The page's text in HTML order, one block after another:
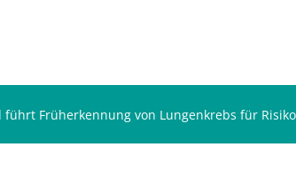
führt Früherkennung von Lungenkrebs für